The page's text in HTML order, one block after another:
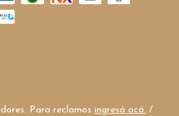
Para reclamos ingresá acá. /